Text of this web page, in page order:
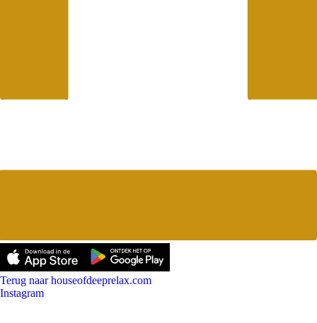
Terug naar houseofdeeprelax.com
Instagram